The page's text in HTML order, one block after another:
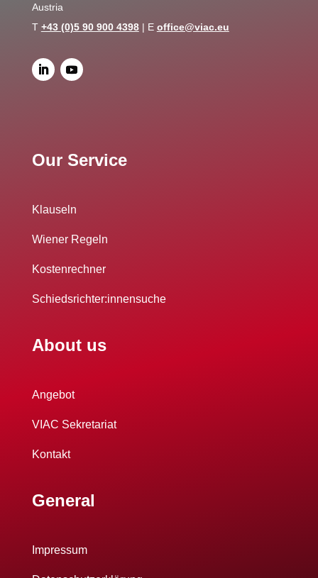
Austria
T +43 (0)5 90 900 4398| E office@viac.eu
Our Service
Klauseln
Wiener Regeln
Kostenrechner
Schiedsrichter:innensuche
About us
Angebot
VIAC Sekretariat
Kontakt
General
Impressum